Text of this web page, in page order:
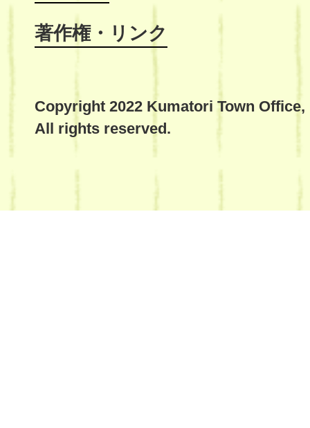
著作権・リンク
Copyright 2022 Kumatori Town Office,
All rights reserved.